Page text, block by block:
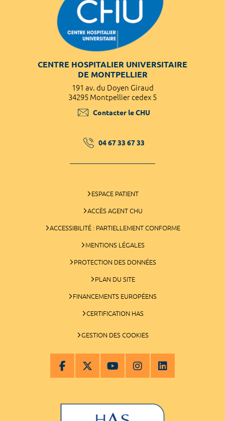
CENTRE HOSPITALIER UNIVERSITAIRE
DE MONTPELLIER
191 av. du Doyen Giraud
34295 Montpellier cedex 5
Contacter le CHU
04 67 33 67 33
ESPACE PATIENT
ACCÈS AGENT CHU
ACCESSIBILITÉ : PARTIELLEMENT CONFORME
MENTIONS LÉGALES
PROTECTION DES DONNÉES
PLAN DU SITE
FINANCEMENTS EUROPÉENS
CERTIFICATION HAS
GESTION DES COOKIES